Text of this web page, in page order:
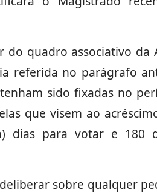
quadro associativo da
referida no parágrafo
sido fixadas no
que visem ao
dias para votar e 180
sobre qualquer